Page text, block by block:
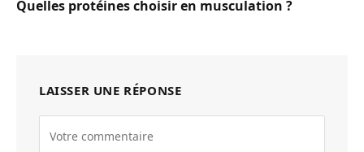
Quelles protéines choisir en musculation ?
LAISSER UNE RÉPONSE